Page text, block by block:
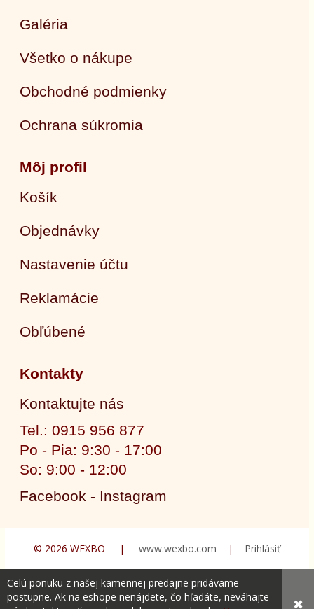
Galéria
Všetko o nákupe
Obchodné podmienky
Ochrana súkromia
Môj profil
Košík
Objednávky
Nastavenie účtu
Reklamácie
Obľúbené
Kontakty
Kontaktujte nás
Tel.: 0915 956 877
Po - Pia: 9:30 - 17:00
So: 9:00 - 12:00
Facebook - Instagram
© 2026 WEXBO | www.wexbo.com | Prihlásiť
Celú ponuku z našej kamennej predajne pridávame
postupne. Ak na eshope nenájdete, čo hľadáte, neváhajte
✖